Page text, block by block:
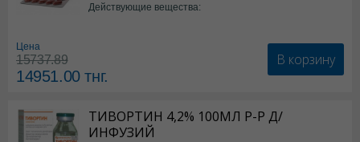
Действующие вещества:
Цена
15737.89
14951.00тнг.
В корзину
ТИВОРТИН 4,2% 100МЛ Р-Р Д/
ИНФУЗИЙ